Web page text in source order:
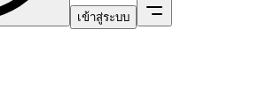
เข้าสู่ระบบ